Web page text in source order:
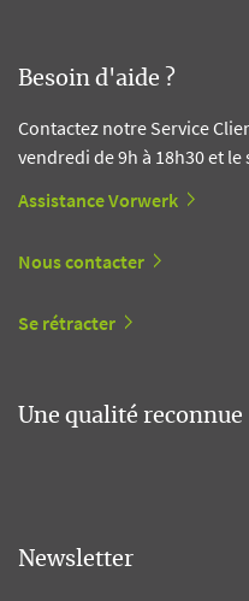
Besoin d'aide ?
Contactez notre Service
vendredi de 9h à 18h30 et le
Assistance Vorwerk
Nous contacter
Se rétracter
Une qualité reconnue
Newsletter